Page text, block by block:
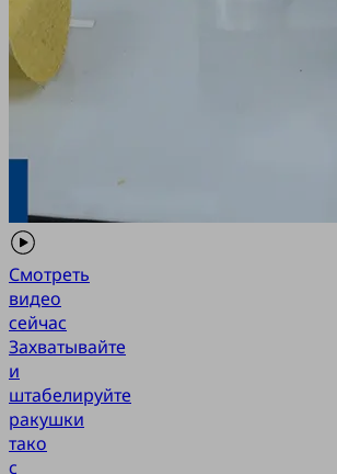
Смотреть
видео
сейчас
Захватывайте
и
штабелируйте
ракушки
тако
с